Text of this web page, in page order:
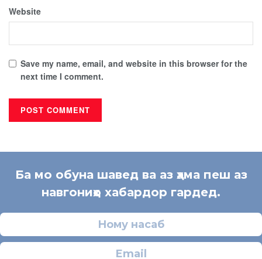
Website
Save my name, email, and website in this browser for the
next time I comment.
Ба мо обуна шавед ва аз ҳама пеш аз
навгониҳо хабардор гардед.